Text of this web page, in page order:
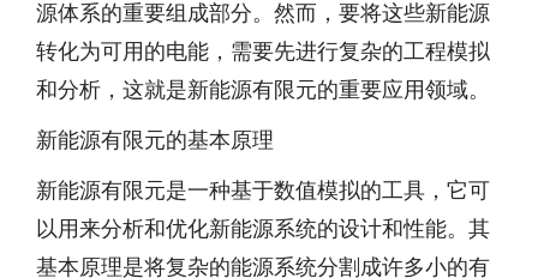
源体系的重要组成部分。然而，要将这些新能源
转化为可用的电能，需要先进行复杂的工程模拟
和分析，这就是新能源有限元的重要应用领域。
新能源有限元的基本原理
新能源有限元是一种基于数值模拟的工具，它可
以用来分析和优化新能源系统的设计和性能。其
基本原理是将复杂的能源系统分割成许多小的有